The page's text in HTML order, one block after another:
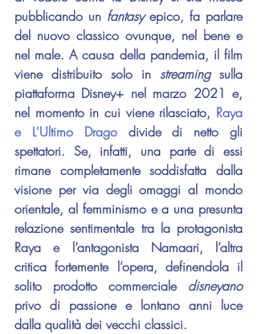
pubblicando un fantasy epico, fa parlare
del nuovo classico ovunque, nel bene e
nel male. A causa della pandemia, il film
viene distribuito solo in streaming sulla
piattaforma Disney+ nel marzo 2021 e,
nel momento in cui viene rilasciato, Raya
e L'Ultimo Drago divide di netto gli
spettatori. Se, infatti, una parte di essi
rimane completamente soddisfatta dalla
visione per via degli omaggi al mondo
orientale, al femminismo e a una presunta
relazione sentimentale tra la protagonista
Raya e l’antagonista Namaari, l’altra
critica fortemente l’opera, definendola il
solito prodotto commerciale
disneyano
privo di passione e lontano anni luce
dalla qualità dei vecchi classici.